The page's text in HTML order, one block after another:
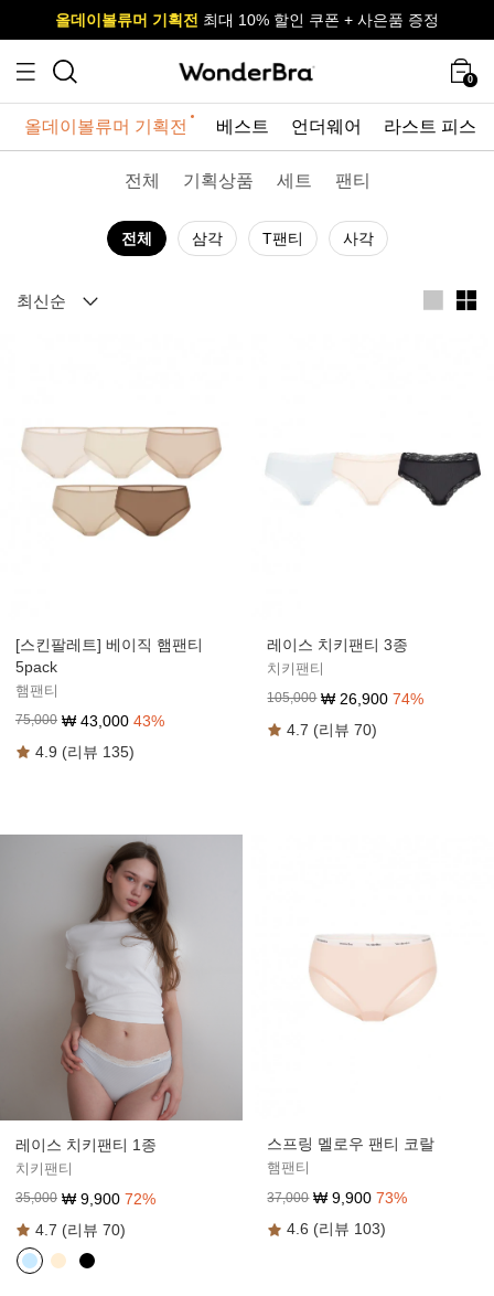
사이즈 무료 교환 서비스
올데이볼류머 기획전 최대 10% 할인 쿠폰 + 사은품 증정
사이즈 무료 교환 서비스
올데이볼류머 기획전 최대 10% 할인 쿠폰 + 사은품 증정
0
올데이볼류머 기획전 베스트 언더웨어 라스트 피스
전체 기획상품 세트 팬티
전체 삼각 T팬티 사각
[스킨팔레트] 베이직 햄팬티
5pack
햄팬티
75,000 ₩ 43,000 43%
4.9 (리뷰 135)
레이스 치키팬티 3종
치키팬티
105,000 ₩ 26,900 74%
4.7 (리뷰 70)
레이스 치키팬티 1종
치키팬티
35,000 ₩ 9,900 72%
4.7 (리뷰 70)
스프링 멜로우 팬티 코랄
햄팬티
37,000 ₩9,900 73%
4.6 (리뷰 103)